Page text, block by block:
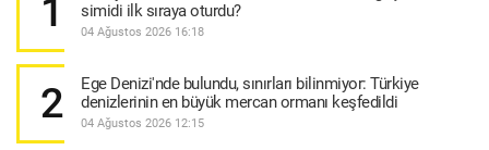
1
simidi ilk sıraya oturdu?
04 Ağustos 2026 16:18
2
Ege Denizi'nde bulundu, sınırları bilinmiyor: Türkiye
denizlerinin en büyük mercan ormanı keşfedildi
04 Ağustos 2026 12:15